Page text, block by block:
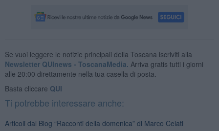
Se vuoi leggere le notizie principali della Toscana iscriviti alla
Newsletter QUInews - ToscanaMedia. Arriva gratis tutti i giorni
alle 20:00 direttamente nella tua casella di posta.
Basta cliccare QUI
Ti potrebbe interessare anche:
Articoli dal Blog “Racconti della domenica” di Marco Celati